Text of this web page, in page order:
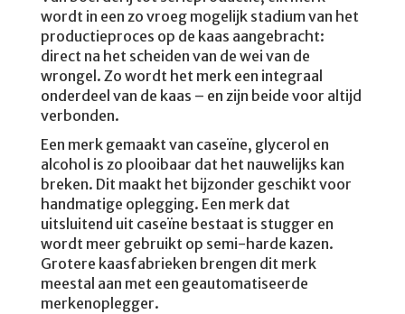
wordt in een zo vroeg mogelijk stadium van het
productieproces op de kaas aangebracht:
direct na het scheiden van de wei van de
wrongel. Zo wordt het merk een integraal
onderdeel van de kaas – en zijn beide voor altijd
verbonden.
Een merk gemaakt van caseïne, glycerol en
alcohol is zo plooibaar dat het nauwelijks kan
breken. Dit maakt het bijzonder geschikt voor
handmatige oplegging. Een merk dat
uitsluitend uit caseïne bestaat is stugger en
wordt meer gebruikt op semi-harde kazen.
Grotere kaasfabrieken brengen dit merk
meestal aan met een geautomatiseerde
merkenoplegger.